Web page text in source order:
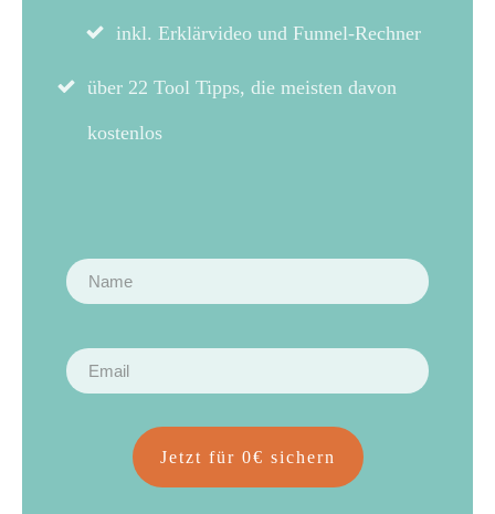
inkl. Erklärvideo und Funnel-Rechner
über 22 Tool Tipps, die meisten davon
kostenlos
Jetzt für 0€ sichern